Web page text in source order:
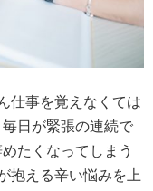
仕事を覚えなくては
日が緊張の連続で
たくなってしまう
抱える辛い悩みを上